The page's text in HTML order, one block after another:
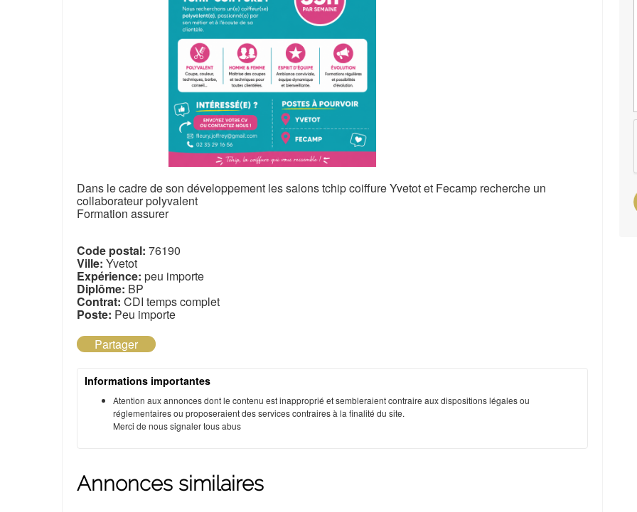
Dans le cadre de son développement les salons tchip coiffure Yvetot et Fecamp recherche un
collaborateur polyvalent
Formation assurer
Code postal: 76190
Ville: Yvetot
Expérience: peu importe
Diplôme: BP
Contrat: CDI temps complet
Poste: Peu importe
Partager
Informations importantes
Atention aux annonces dont le contenu est inapproprié et sembleraient contraire aux dispositions légales ou
réglementaires ou proposeraient des services contraires à la finalité du site.
Merci de nous signaler tous abus
Annonces similaires